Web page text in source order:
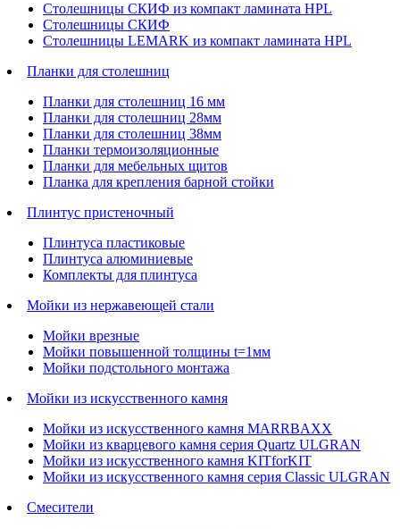
Столешницы СКИФ из компакт ламината HPL
Столешницы СКИФ
Столешницы LEMARK из компакт ламината HPL
Планки для столешниц
Планки для столешниц 16 мм
Планки для столешниц 28мм
Планки для столешниц 38мм
Планки термоизоляционные
Планки для мебельных щитов
Планка для крепления барной стойки
Плинтус пристеночный
Плинтуса пластиковые
Плинтуса алюминиевые
Комплекты для плинтуса
Мойки из нержавеющей стали
Мойки врезные
Мойки повышенной толщины t=1мм
Мойки подстольного монтажа
Мойки из искусственного камня
Мойки из искусственного камня MARRBAXX
Мойки из кварцевого камня серия Quartz ULGRAN
Мойки из искусственного камня KITforKIT
Мойки из искусственного камня серия Classic ULGRAN
Смесители